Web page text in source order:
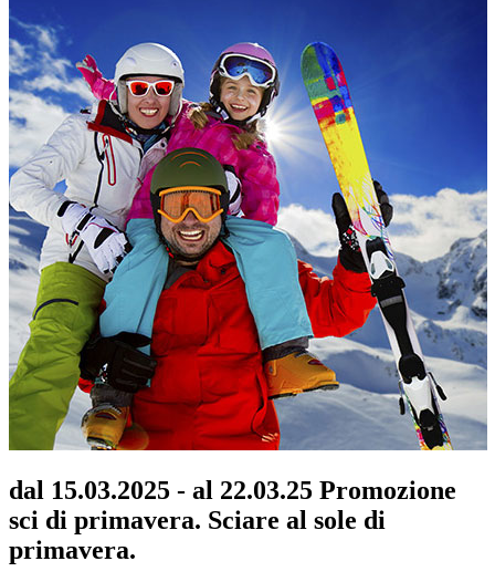
dal 15.03.2025 - al 22.03.25 Promozione
sci di primavera. Sciare al sole di
primavera.